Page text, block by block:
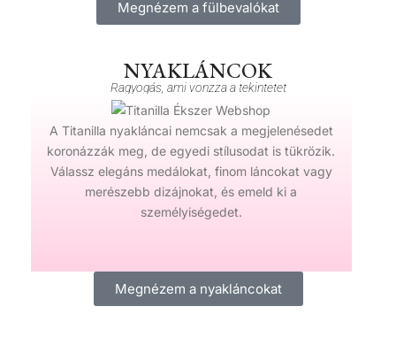
Megnézem a fülbevalókat
NYAKLÁNCOK
Ragyogás, ami vonzza a tekintetet
A Titanilla nyakláncai nemcsak a megjelenésedet
koronázzák meg, de egyedi stílusodat is tükrözik.
Válassz elegáns medálokat, finom láncokat vagy
merészebb dizájnokat, és emeld ki a
személyiségedet.
Megnézem a nyakláncokat